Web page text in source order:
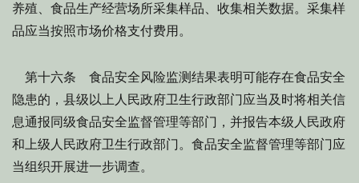
养殖、食品生产经营场所采集样品、收集相关数据。采集样
品应当按照市场价格支付费用。
第十六条 食品安全风险监测结果表明可能存在食品安全
隐患的，县级以上人民政府卫生行政部门应当及时将相关信
息通报同级食品安全监督管理等部门，并报告本级人民政府
和上级人民政府卫生行政部门。食品安全监督管理等部门应
当组织开展进一步调查。